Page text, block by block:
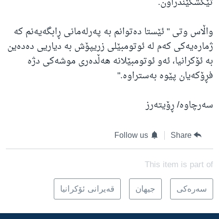
واڵاس وتی " ئێستا دەتوانم بە پەرلەمانی ڕابگەیەنم کە
ژمارەیەکی کەم لە ئوتومبێلی زریپۆش بە دیاریی دەدەین
بە ئۆکرانیا، ئەو ئوتومبێلانە هەڵدەری موشەکی دژە
فڕۆکەیان پێوە بەستراوە."
سەرچاوە/ ڕۆیتەرز
Share
Follow us
This item is part of
سه‌ره‌کی جیهان قەیرانی ئۆکرانیا